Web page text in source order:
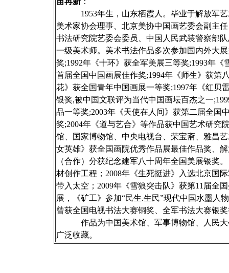
1953年生，山东栖霞人。毕业于解放军艺
美术家协会理事、北京美协中国画艺委会副主
书法研究院艺委会委员、中国人民武装警察部
一级美术师。美术书法作品多次参加国内外大
奖;1992年《十环》获全军美展三等奖;1993年
首届全国中国画展佳作奖;1994年《师生》获第
花》获全国青年中国画展一等奖;1997年《红贝
银奖,被中国文联评为当代中国画坛百杰之一
品一等奖;2003年《天使在人间》获第二届全国
奖;2004年《道与艺合》等作品获中国艺术研究
馆、国家博物馆、中央电视台、荣宝斋、雅昌
女英雄》获全国画院优秀作品展最佳作品奖、
（合作）分获纪念建军八十周年全国美展银奖
材创作工程；2008年《生死挺进》入选北京国
带入太空；2009年《雪狼突击队》获第11届全
展，《矿工》参加“民生.生民”现代中国水墨人
曾获全国电视书法大赛铜奖、全军书法大赛银
作品为中国美术馆、军事博物馆、人民大
广泛收藏。